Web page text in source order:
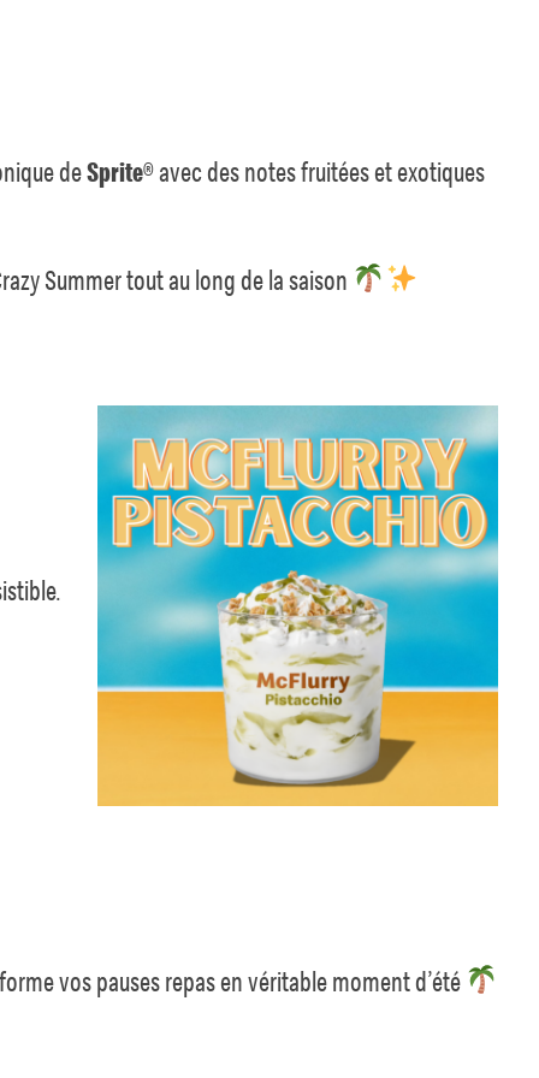
deSprite® avec des notes fruitées et exotiques
Summer tout au long de la saison
vos pauses repas en véritable moment d’été